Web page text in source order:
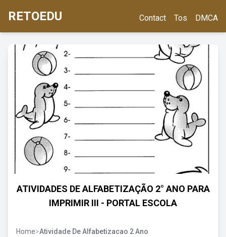
RETOEDU Contact Tos DMCA
ATIVIDADES DE ALFABETIZAÇÃO 2° ANO PARA
IMPRIMIR III - PORTAL ESCOLA
Home>Atividade De Alfabetizacao 2 Ano